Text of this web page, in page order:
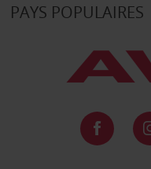
PAYS POPULAIRES